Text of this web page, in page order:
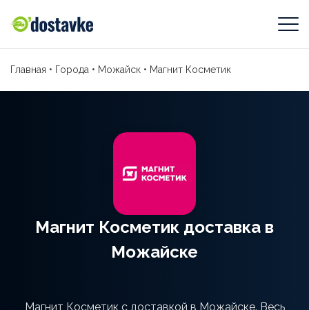
Главная • Города • Можайск • Магнит Косметик
Магнит Косметик доставка в
Можайске
Магнит Косметик с доставкой в Можайске. Весь